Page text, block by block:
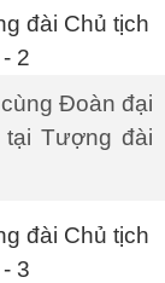
Đoàn đại
tại Tượng đài